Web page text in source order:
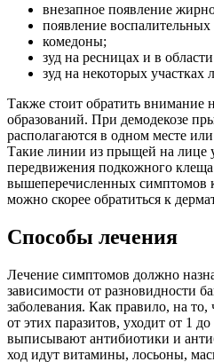
внезапное появление
появление воспалительных
комедоны;
зуд на ресницах и в
зуд на некоторых участках
Также стоит обратить внимание
образований. При демодекозе
располагаются в одном месте
Такие линии из прыщей на лице
передвижения подкожного
вышеперечисленных симптомов
можно скорее обратиться к
Способы лечения
Лечение симптомов должно
зависимости от разновидности
заболевания. Как правило, на
от этих паразитов, уходит от 1
выписывают антибиотики и
ход идут витамины, лосьоны,